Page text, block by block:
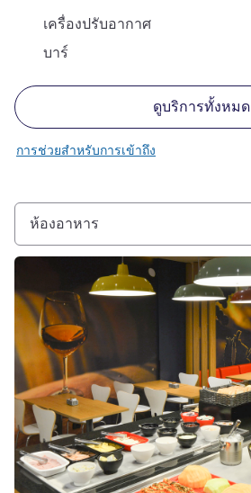
เครื่องปรับอากาศ
บาร์
ดูบริการทั้งหมด
การช่วยสำหรับการเข้าถึง
ห้องอาหาร
ดูรายละเอียด